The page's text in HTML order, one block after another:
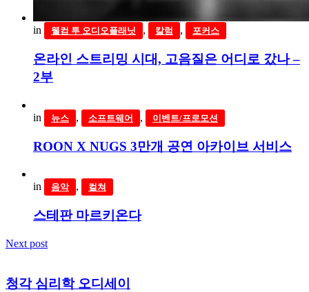
in 웰컴 투 오디오플래닛 , 칼럼 , 포커스
온라인 스트리밍 시대, 고음질은 어디로 갔나 –
2부
in 뉴스 , 소프트웨어 , 이벤트/프로모션
ROON X NUGS 3만개 공연 아카이브 서비스
in 음악 , 컬쳐
스테판 마르키온다
Next post
청각 심리학 오디세이